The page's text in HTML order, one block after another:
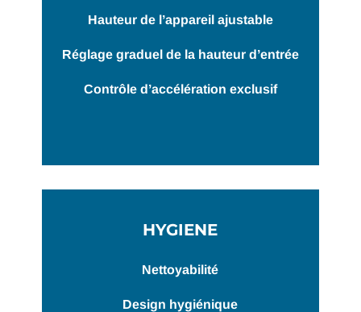
Hauteur de l’appareil ajustable
Réglage graduel de la hauteur d’entrée
Contrôle d’accélération exclusif
HYGIENE
Nettoyabilité
Design hygiénique